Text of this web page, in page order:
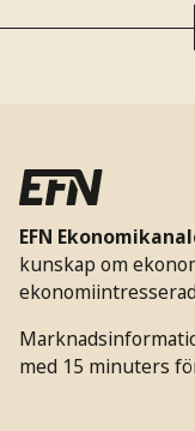
EFN
kunskap om
med 15 minuters